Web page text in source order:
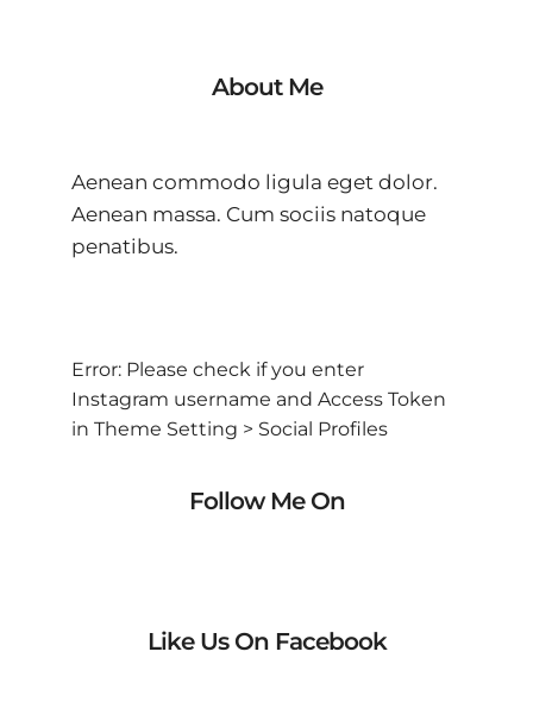
About Me
Aenean commodo ligula eget dolor.
Aenean massa. Cum sociis natoque
penatibus.
Error: Please check if you enter
Instagram username and Access Token
in Theme Setting > Social Profiles
Follow Me On
Like Us On Facebook